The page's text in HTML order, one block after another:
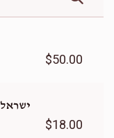
$50.00
$18.00